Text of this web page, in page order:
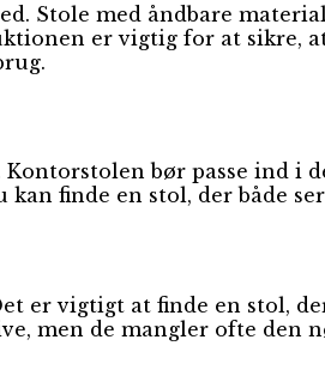
Stole med åndbare
er vigtig for at sikre,
bør passe ind i
kan finde en stol, der både
er vigtigt at finde en stol,
men de mangler ofte den